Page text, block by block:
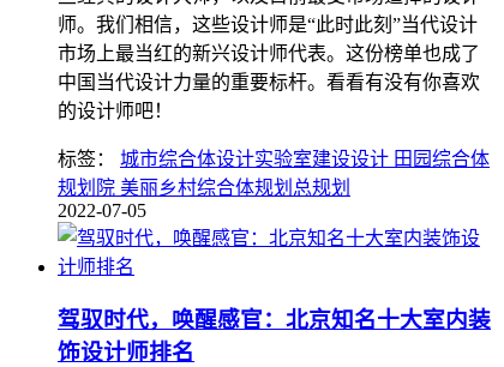
师。我们相信，这些设计师是“此时此刻”当代设计
市场上最当红的新兴设计师代表。这份榜单也成了
中国当代设计力量的重要标杆。看看有没有你喜欢
的设计师吧！
标签： 城市综合体设计实验室建设设计 田园综合体
规划院 美丽乡村综合体规划总规划
2022-07-05
驾驭时代，唤醒感官：北京知名十大室内装
饰设计师排名